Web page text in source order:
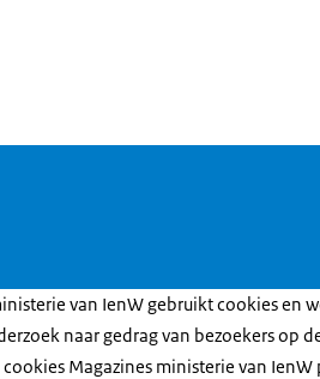
van IenW gebruikt cookies en
naar gedrag van bezoekers op
cookies Magazines ministerie van